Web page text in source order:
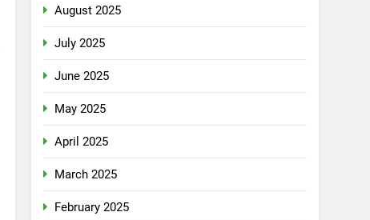
August 2025
July 2025
June 2025
May 2025
April 2025
March 2025
February 2025